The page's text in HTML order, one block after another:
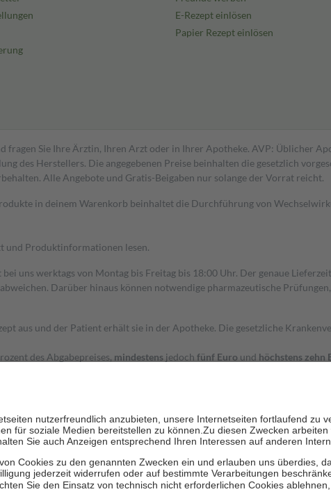
E-Rezept einlösen
Papier Rezept einlösen
fragen Sie Ihre Ärztin, Ihren Arzt oder in Ihrer Apotheke. AVP: Üblicher
des Herstellers. Die angegebenen Preise beinhalten die gesetzlich
Alle Angebote und Gratis-Beigaben nur solange der Vorrat reicht.
in deinem Warenkorb beinhaltet die Durchführung von
und Produktinformationen lesen.
uns werktags von Montag bis Freitag bis 18:00 Uhr. Der genaue
Darüber hinaus können notwendige pharmazeutische
aus und der Patient erhält sie in der Apotheke. Die gesetzliche
des Abgabepreises, mindestens jedoch fünf Euro und höchstens zehn
stärken und die besondere Stellung der Familie zu unterstützen, fallen
Ausnahme der Fahrkosten
getragen werden